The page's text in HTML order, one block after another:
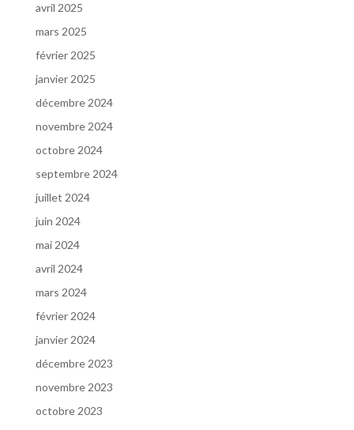
avril 2025
mars 2025
février 2025
janvier 2025
décembre 2024
novembre 2024
octobre 2024
septembre 2024
juillet 2024
juin 2024
mai 2024
avril 2024
mars 2024
février 2024
janvier 2024
décembre 2023
novembre 2023
octobre 2023